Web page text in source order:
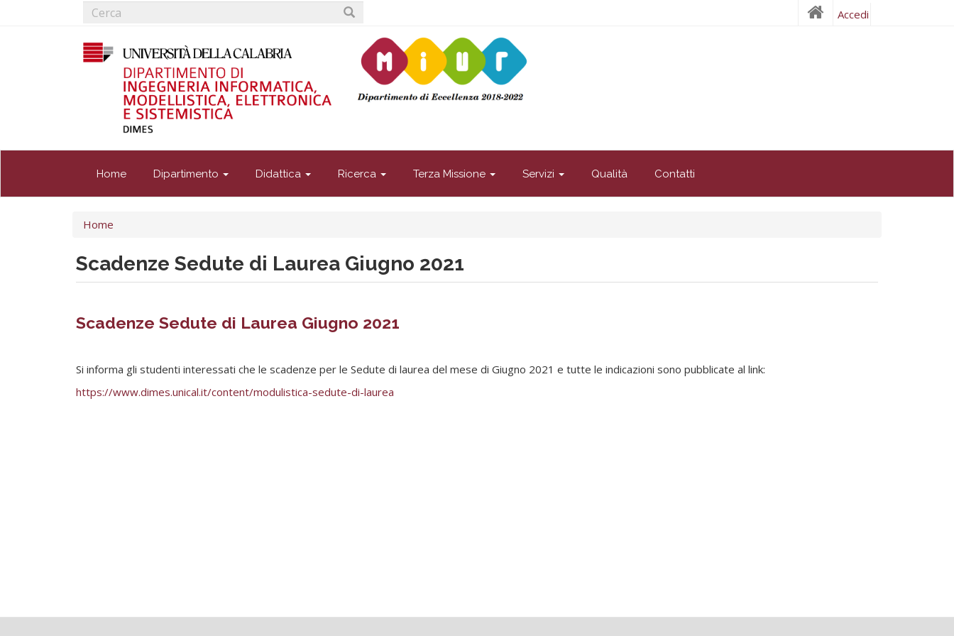
Form
ricerca
Accedi
Home Dipartimento Didattica Ricerca Terza Missione Servizi Qualità Contatti
Tu
qui
Home
Scadenze Sedute di Laurea Giugno 2021
Scadenze Sedute di Laurea Giugno 2021
Si informa gli studenti interessati che le scadenze per le Sedute di laurea del mese di Giugno 2021 e tutte le indicazioni sono pubblicate al link:
https://www.dimes.unical.it/content/modulistica-sedute-di-laurea